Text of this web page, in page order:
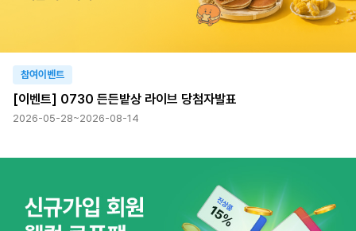
참여이벤트
[이벤트] 0730 든든밭상 라이브 당첨자발표
2026-05-28~2026-08-14